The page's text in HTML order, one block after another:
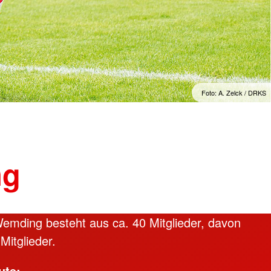
/ Praktika
Foto: A. Zelck / DRKS
besteht aus ca. 40 Mitglieder, davon